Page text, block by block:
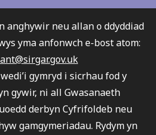
anghywir neu allan o ddyddiad
yma anfonwch e-bost atom:
gymryd i sicrhau fod y
gywir, ni all Gwasanaeth
derbyn Cyfrifoldeb neu
gamgymeriadau. Rydym yn